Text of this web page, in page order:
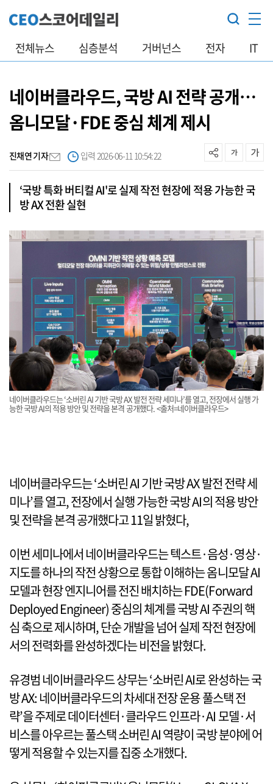
전체뉴스 심층분석 거버넌스 전자 IT
네이버클라우드, 국방 AI 전략 공개…
옴니모달·FDE 중심 체계 제시
진채연 기자 입력 2026-06-11 10:54:22
‘국방 특화 버티컬 AI'로 실제 작전 현장에 적용 가능한 국
방 AX 전환 실현
네이버클라우드는 ‘소버린 AI 기반 국방 AX 발전 전략 세미나’를 열고, 전장에서 실행 가
능한 국방 AI의 적용 방안 및 전략을 본격 공개했다. <출처=네이버클라우드>
네이버클라우드는 ‘소버린 AI 기반 국방 AX 발전 전략 세
미나’를 열고, 전장에서 실행 가능한 국방 AI의 적용 방안
및 전략을 본격 공개했다고 11일 밝혔다,
이번 세미나에서 네이버클라우드는 텍스트·음성·영상·
지도를 하나의 작전 상황으로 통합 이해하는 옴니모달 AI
모델과 현장 엔지니어를 전진 배치하는 FDE(Forward
Deployed Engineer) 중심의 체계를 국방 AI 주권의 핵
심 축으로 제시하며, 단순 개발을 넘어 실제 작전 현장에
서의 전력화를 완성하겠다는 비전을 밝혔다.
유경범 네이버클라우드 상무는 ‘소버린 AI로 완성하는 국
방 AX: 네이버클라우드의 차세대 전장 운용 풀스택 전
략’을 주제로 데이터센터·클라우드 인프라·AI 모델·서
비스를 아우르는 풀스택 소버린 AI 역량이 국방 분야에 어
떻게 적용할 수 있는지를 집중 소개했다.